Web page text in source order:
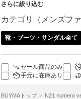
さらに絞り込む
カテゴリ（メンズフ
靴・ブーツ・サンダル全て
セール商品のみ
手元に在庫あり
BUYMAトップ N21 numero